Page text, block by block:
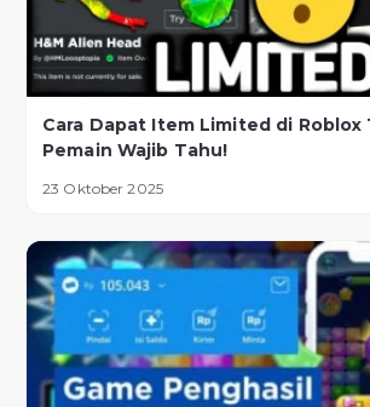
Cara Dapat Item Limited di Roblox
Pemain Wajib Tahu!
23 Oktober 2025